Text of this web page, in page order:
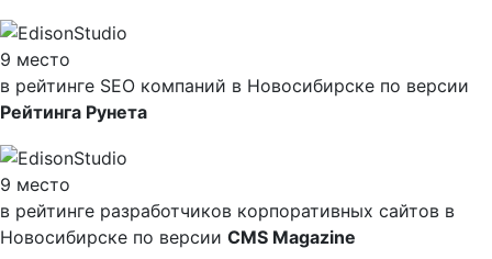
9 место
в рейтинге SEO компаний в Новосибирске по версии
Рейтинга Рунета
9 место
в рейтинге разработчиков корпоративных сайтов в
Новосибирске по версии CMS Magazine